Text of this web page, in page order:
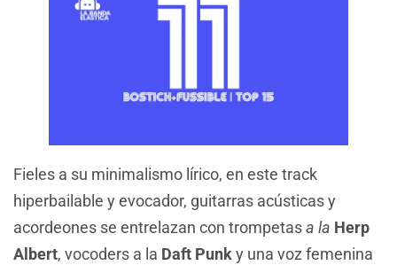
Fieles a su minimalismo lírico, en este track
hiperbailable y evocador, guitarras acústicas y
acordeones se entrelazan con trompetasa la Herp
Albert, vocoders a la Daft Punky una voz femenina